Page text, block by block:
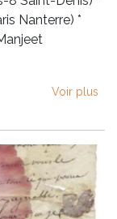
Nanterre) *
Voir plus